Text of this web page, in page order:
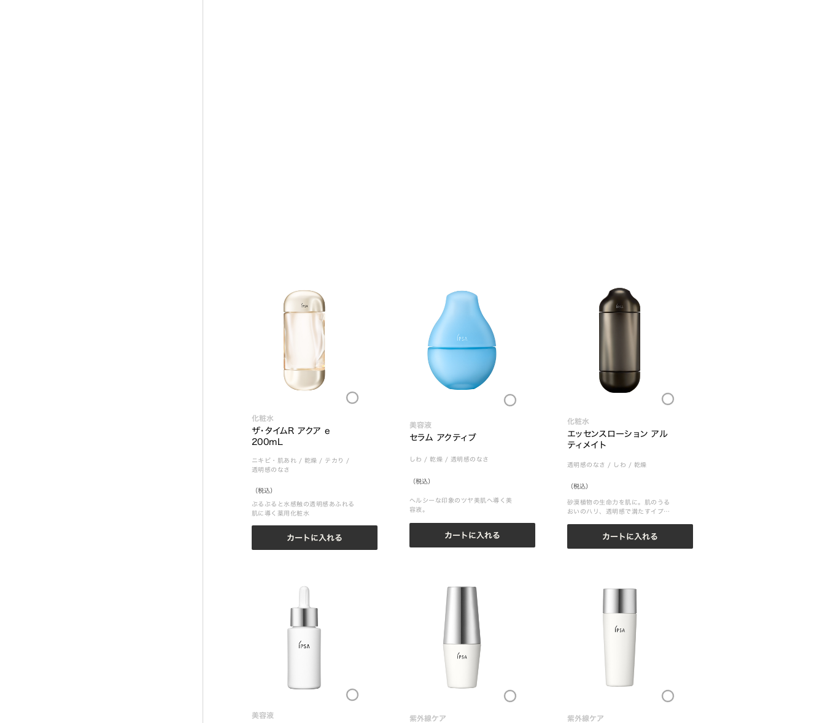
化粧水
ザ・タイムR アクア e
200mL
ニキビ・肌あれ / 乾燥 / テカり
/
透明感のなさ
（税込）
ぷるぷると水感触の透明感あふれる
肌に導く薬用化粧水
カートに入れる
Loading...
美容液
セラム アクティブ
しわ / 乾燥 / 透明感のなさ
（税込）
ヘルシーな印象のツヤ美肌へ導く美
容液。
カートに入れる
化粧水
エッセンスローション アル
ティメイト
透明感のなさ / しわ / 乾燥
（税込）
砂漠植物の生命力を肌に。肌のうる
おいのハリ、透明感で満たすイプサ
カートに入れる
美容液 紫外線ケア 紫外線ケア